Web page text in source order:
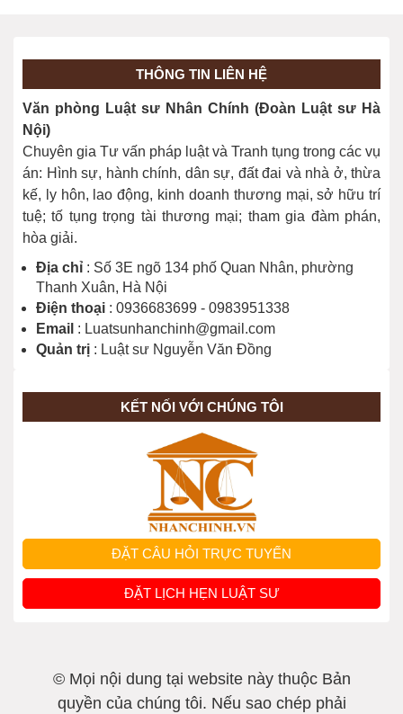
Phân loại tội phạm (Điều 9)
THÔNG TIN LIÊN HỆ
Văn phòng Luật sư Nhân Chính (Đoàn Luật sư Hà
Nội)
Chuyên gia Tư vấn pháp luật và Tranh tụng trong các vụ
án: Hình sự, hành chính, dân sự, đất đai và nhà ở, thừa
kế, ly hôn, lao động, kinh doanh thương mại, sở hữu trí
tuệ; tố tụng trọng tài thương mại; tham gia đàm phán,
hòa giải.
Địa chỉ : Số 3E ngõ 134 phố Quan Nhân, phường
Thanh Xuân, Hà Nội
Điện thoại : 0936683699 - 0983951338
Email : Luatsunhanchinh@gmail.com
Quản trị : Luật sư Nguyễn Văn Đồng
KẾT NỐI VỚI CHÚNG TÔI
ĐẶT CÂU HỎI TRỰC TUYẾN
ĐẶT LỊCH HẸN LUẬT SƯ
© Mọi nội dung tại website này thuộc Bản
quyền của chúng tôi. Nếu sao chép phải